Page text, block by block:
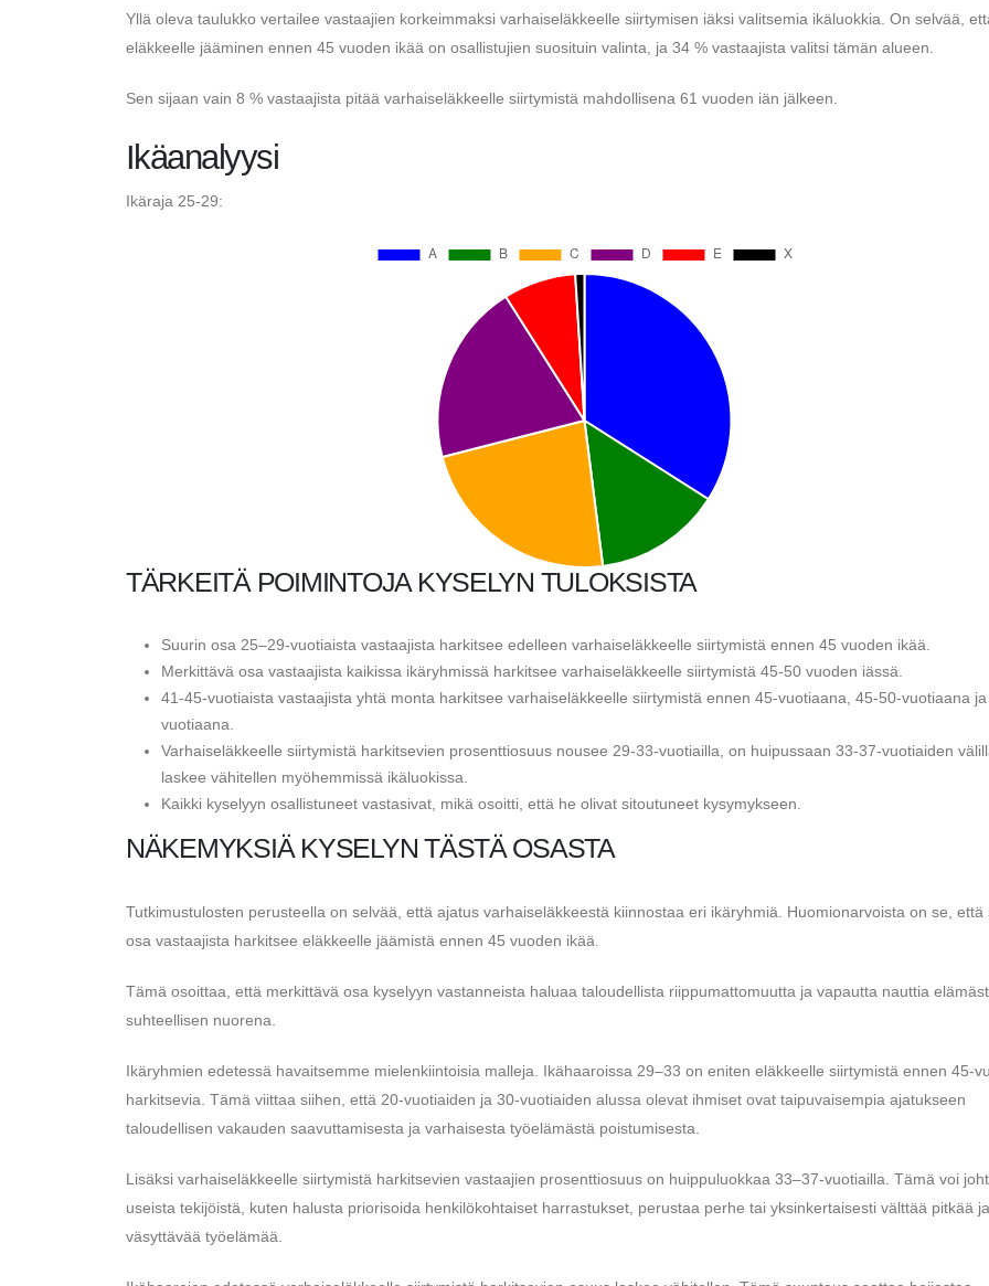
Yllä oleva taulukko vertailee vastaajien korkeimmaksi varhaiseläkkeelle siirtymisen iäksi valitsemia ikäluokkia. On selvää,
eläkkeelle jääminen ennen 45 vuoden ikää on osallistujien suosituin valinta, ja 34 % vastaajista valitsi tämän alueen.
Sen sijaan vain 8 % vastaajista pitää varhaiseläkkeelle siirtymistä mahdollisena 61 vuoden iän jälkeen.
Ikäanalyysi
Ikäraja 25-29:
TÄRKEITÄ POIMINTOJA KYSELYN TULOKSISTA
Suurin osa 25–29-vuotiaista vastaajista harkitsee edelleen varhaiseläkkeelle siirtymistä ennen 45 vuoden ikää.
Merkittävä osa vastaajista kaikissa ikäryhmissä harkitsee varhaiseläkkeelle siirtymistä 45-50 vuoden iässä.
41-45-vuotiaista vastaajista yhtä monta harkitsee varhaiseläkkeelle siirtymistä ennen 45-vuotiaana, 45-50-vuotiaana
vuotiaana.
Varhaiseläkkeelle siirtymistä harkitsevien prosenttiosuus nousee 29-33-vuotiailla, on huipussaan 33-37-vuotiaiden
laskee vähitellen myöhemmissä ikäluokissa.
Kaikki kyselyyn osallistuneet vastasivat, mikä osoitti, että he olivat sitoutuneet kysymykseen.
NÄKEMYKSIÄ KYSELYN TÄSTÄ OSASTA
Tutkimustulosten perusteella on selvää, että ajatus varhaiseläkkeestä kiinnostaa eri ikäryhmiä. Huomionarvoista on se, että
osa vastaajista harkitsee eläkkeelle jäämistä ennen 45 vuoden ikää.
Tämä osoittaa, että merkittävä osa kyselyyn vastanneista haluaa taloudellista riippumattomuutta ja vapautta nauttia
suhteellisen nuorena.
Ikäryhmien edetessä havaitsemme mielenkiintoisia malleja. Ikähaaroissa 29–33 on eniten eläkkeelle siirtymistä ennen 45-
harkitsevia. Tämä viittaa siihen, että 20-vuotiaiden ja 30-vuotiaiden alussa olevat ihmiset ovat taipuvaisempia ajatukseen
taloudellisen vakauden saavuttamisesta ja varhaisesta työelämästä poistumisesta.
Lisäksi varhaiseläkkeelle siirtymistä harkitsevien vastaajien prosenttiosuus on huippuluokkaa 33–37-vuotiailla. Tämä voi
useista tekijöistä, kuten halusta priorisoida henkilökohtaiset harrastukset, perustaa perhe tai yksinkertaisesti välttää pitkää ja
väsyttävää työelämää.